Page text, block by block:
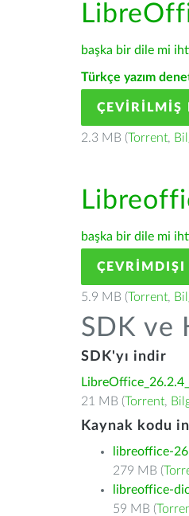
başka bir dile mi
Türkçe yazım
ÇEVIRILMIŞ
2.3 MB (Torrent,
başka bir dile mi
5.9 MB (Torrent,
SDK ve
SDK'yı indir
21 MB (Torrent,
Kaynak kodu
libreoffice-
279 MB (
libreoffice-
59 MB (